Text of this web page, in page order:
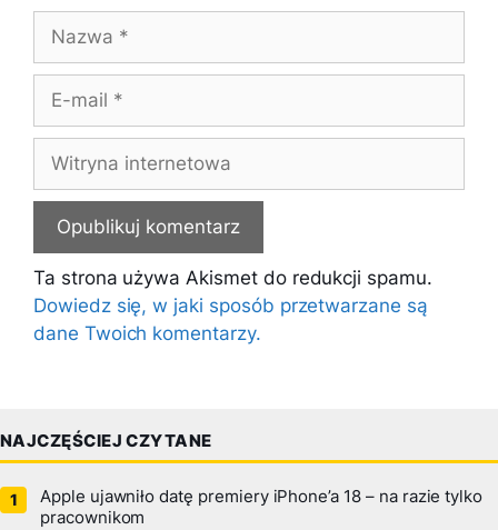
mail
internetowa
Ta strona używa Akismet do redukcji spamu.
Dowiedz się, w jaki sposób przetwarzane są
dane Twoich komentarzy.
NAJCZĘŚCIEJ CZYTANE
Apple ujawniło datę premiery iPhone’a 18 – na razie tylko
pracownikom